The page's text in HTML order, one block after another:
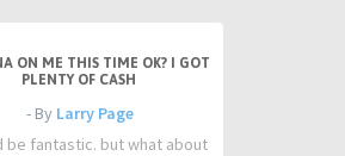
ON ME THIS TIME OK? I GOT
PLENTY OF CASH
- By Larry Page
be fantastic. but what about